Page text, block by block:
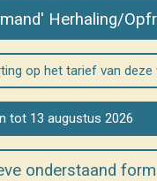
Herhaling/
op het tarief van
tot 13 augustus 2026
onderstaand